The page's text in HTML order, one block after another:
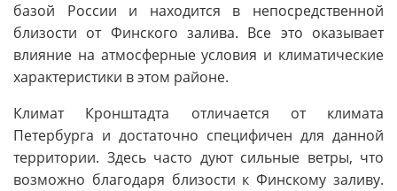
базой России и находится в непосредственной
близости от Финского залива. Все это оказывает
влияние на атмосферные условия и климатические
характеристики в этом районе.
Климат Кронштадта отличается от климата
Петербурга и достаточно специфичен для данной
территории. Здесь часто дуют сильные ветры, что
возможно благодаря близости к Финскому заливу.